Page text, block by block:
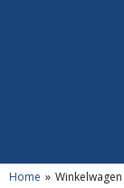
Home Winkelwagen